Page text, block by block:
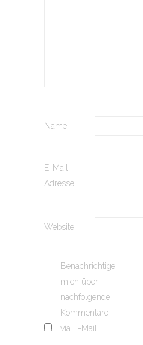
Name
E-Mail-
Adresse
Website
Benachrichtige
mich über
nachfolgende
Kommentare
via E-Mail.